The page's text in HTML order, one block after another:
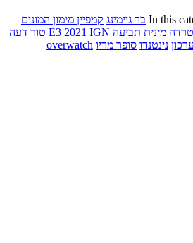
In this בר גיימינג קמפיין מימון המונים
מינית תביעה E3 2021 IGN
טור דעה
נינטנדו סופר מריו overwatch